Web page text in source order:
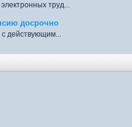
труд...
досрочно
с действующим...